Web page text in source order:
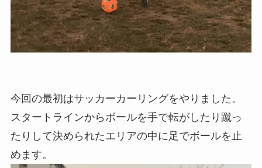
今回の最初はサッカーカーリングをやりました。
スタートラインからボールを手で転がしたり蹴っ
たりして決められたエリアの中に足でボールを止
めます。